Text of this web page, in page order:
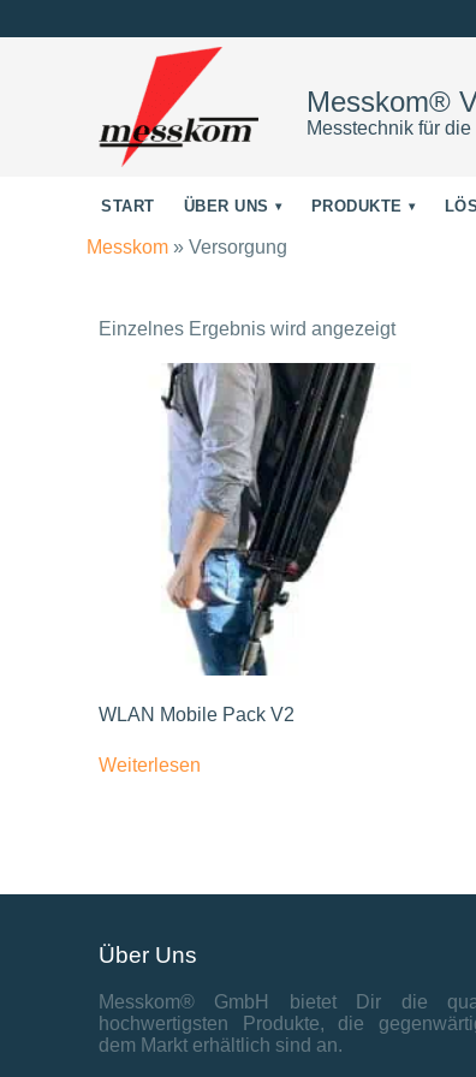
Messkom®
Messtechnik für
START ÜBER UNS PRODUKTE
Messkom » Versorgung
Einzelnes Ergebnis wird angezeigt
WLAN Mobile Pack V2
Weiterlesen
Über Uns
Messkom® GmbH bietet Dir die
hochwertigsten Produkte, die
dem Markt erhältlich sind an.